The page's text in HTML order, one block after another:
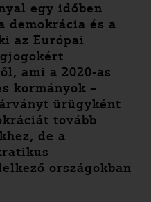
egy időben
demokrácia és a
az Európai
ami a 2020-as
kormányok –
ürügyként
tovább
de a
országokban